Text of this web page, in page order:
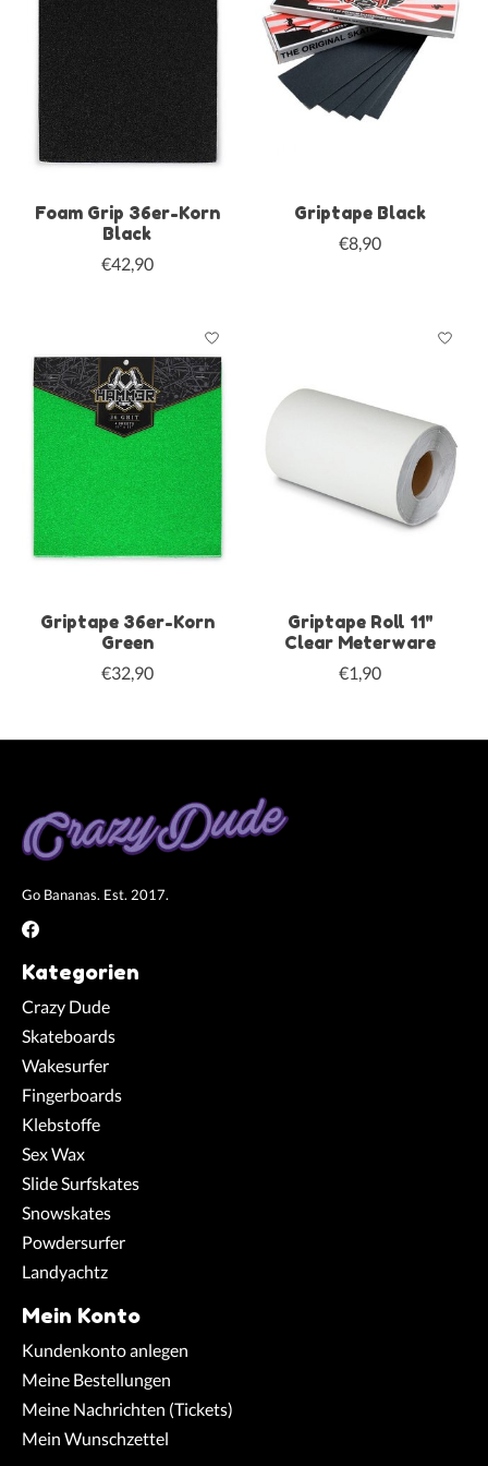
Foam Grip 36er-Korn
Black
€42,90
Griptape Black
€8,90
Griptape 36er-Korn
Green
€32,90
Griptape Roll 11"
Clear Meterware
€1,90
Go Bananas. Est. 2017.
Kategorien
Crazy Dude
Skateboards
Wakesurfer
Fingerboards
Klebstoffe
Sex Wax
Slide Surfskates
Snowskates
Powdersurfer
Landyachtz
Mein Konto
Kundenkonto anlegen
Meine Bestellungen
Meine Nachrichten (Tickets)
Mein Wunschzettel